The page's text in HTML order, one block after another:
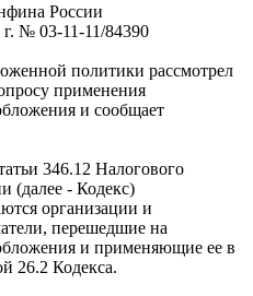
России
г. № 03-11-11/84390
политики рассмотрел
применения
и сообщает
346.12 Налогового
(далее - Кодекс)
организации и
перешедшие на
и применяющие ее в
26.2 Кодекса.